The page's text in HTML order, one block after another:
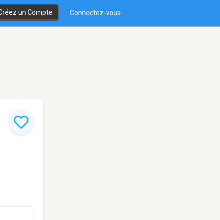
un Compte Connectez-vous